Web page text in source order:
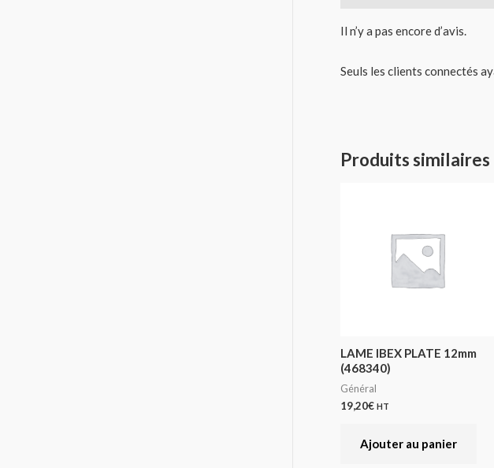
Il n’y a pas encore d’avis.
Seuls les clients connectés
Produits similaires
LAME IBEX PLATE 12mm
(468340)
Général
19,20€ HT
Ajouter au panier